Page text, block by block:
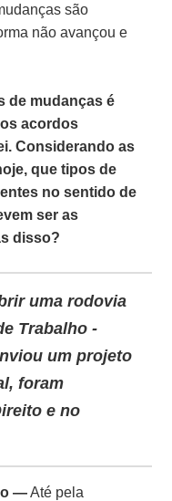
são
não avançou e
de mudanças é
acordos
Considerando as
que tipos de
no sentido de
ser as
disso?
uma rodovia
Trabalho -
um projeto
foram
e no
—Até pela